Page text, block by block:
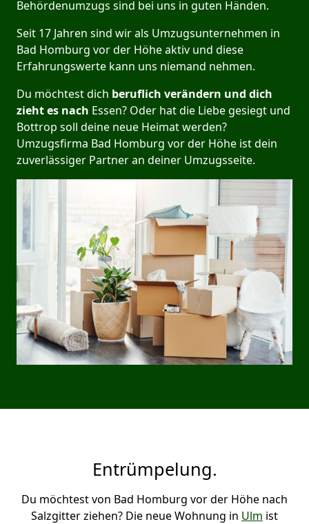
Behördenumzugs sind bei uns in guten Händen.
Seit 17 Jahren sind wir als Umzugsunternehmen in
Bad Homburg vor der Höhe aktiv und diese
Erfahrungswerte kann uns niemand nehmen.
Du möchtest dich beruflich verändern und dich
zieht es nach Essen? Oder hat die Liebe gesiegt und
Bottrop soll deine neue Heimat werden?
Umzugsfirma Bad Homburg vor der Höhe ist dein
zuverlässiger Partner an deiner Umzugsseite.
Entrümpelung.
Du möchtest von Bad Homburg vor der Höhe nach
Salzgitter ziehen? Die neue Wohnung in Ulm ist